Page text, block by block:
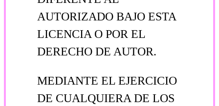
AUTORIZADO BAJO ESTA
LICENCIA O POR EL
DERECHO DE AUTOR.
MEDIANTE EL EJERCICIO
DE CUALQUIERA DE LOS